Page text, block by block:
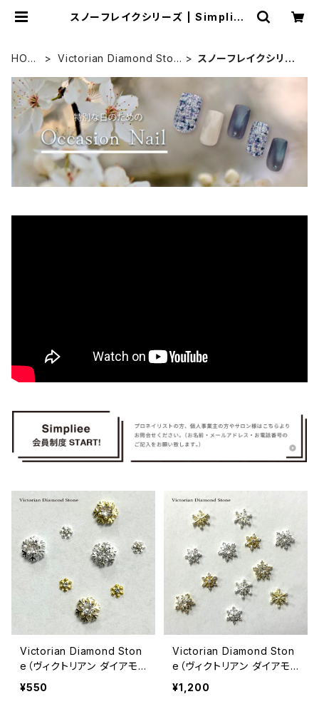
スノーフレイクシリーズ | Simpliee
HOM
Victorian Diamond Ston
スノーフレイクシリー
Victorian Diamond Ston
e（ヴィクトリアン ダイアモ
ンド ストーン）スノーフレイ
¥550
Victorian Diamond Ston
e（ヴィクトリアン ダイアモ
ンド ストーン）スノーフレイ
ク クリスタルパーツ L
¥1,200